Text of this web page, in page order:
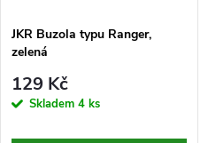
JKR Buzola typu Ranger,
zelená
129 Kč
Skladem 4 ks